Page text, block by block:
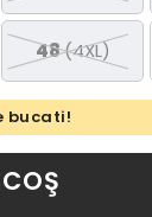
48(4XL)
bucati!